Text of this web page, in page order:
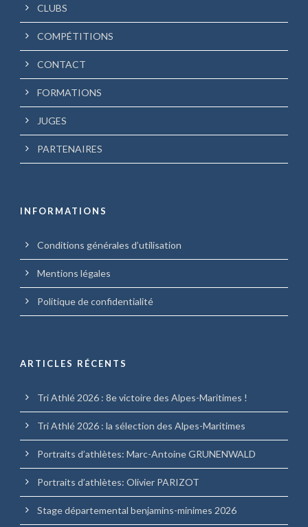
CLUBS
COMPÉTITIONS
CONTACT
FORMATIONS
JUGES
PARTENAIRES
INFORMATIONS
Conditions générales d’utilisation
Mentions légales
Politique de confidentialité
ARTICLES RÉCENTS
Tri Athlé 2026 : 8e victoire des Alpes-Maritimes !
Tri Athlé 2026 : la sélection des Alpes-Maritimes
Portraits d’athlètes: Marc-Antoine GRUNENWALD
Portraits d’athlètes: Olivier PARIZOT
Stage départemental benjamins-minimes 2026